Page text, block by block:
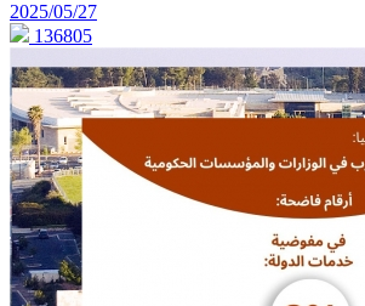
2025/05/27
136805